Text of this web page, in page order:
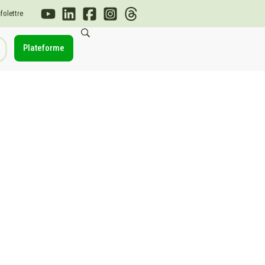
Plateforme